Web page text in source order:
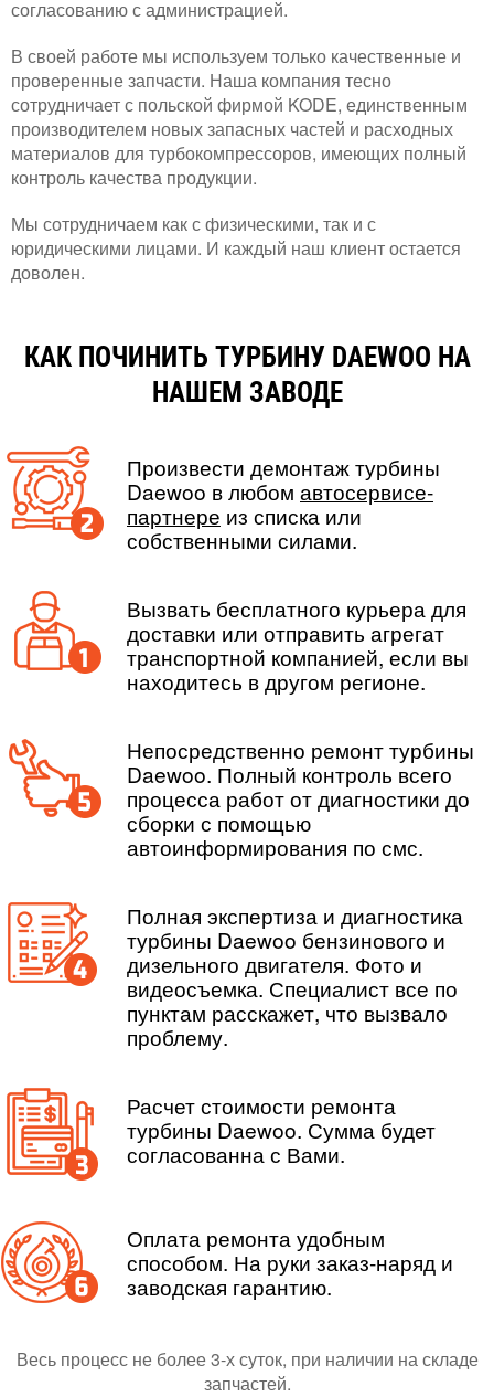
согласованию с администрацией.
В своей работе мы используем только качественные и
проверенные запчасти. Наша компания тесно
сотрудничает с польской фирмой KODE, единственным
производителем новых запасных частей и расходных
материалов для турбокомпрессоров, имеющих полный
контроль качества продукции.
Мы сотрудничаем как с физическими, так и с
юридическими лицами. И каждый наш клиент остается
доволен.
КАК ПОЧИНИТЬ ТУРБИНУ DAEWOO НА
НАШЕМ ЗАВОДЕ
Произвести демонтаж турбины
Daewoo в любом автосервисе-
партнере из списка или
собственными силами.
Вызвать бесплатного курьера для
доставки или отправить агрегат
транспортной компанией, если вы
находитесь в другом регионе.
Непосредственно ремонт турбины
Daewoo. Полный контроль всего
процесса работ от диагностики до
сборки с помощью
автоинформирования по смс.
Полная экспертиза и диагностика
турбины Daewoo бензинового и
дизельного двигателя. Фото и
видеосъемка. Специалист все по
пунктам расскажет, что вызвало
проблему.
Расчет стоимости ремонта
турбины Daewoo. Сумма будет
согласованна с Вами.
Оплата ремонта удобным
способом. На руки заказ-наряд и
заводская гарантию.
Весь процесс не более 3-х суток, при наличии на складе
запчастей.